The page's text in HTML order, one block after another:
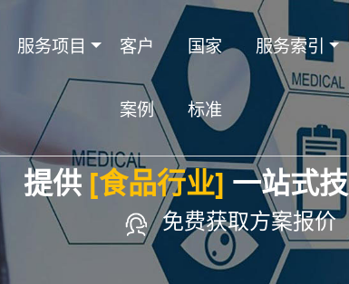
服务项目 客户
案例
国家
标准
服务索引
提供 [食品行业]一站式
免费获取方案报价